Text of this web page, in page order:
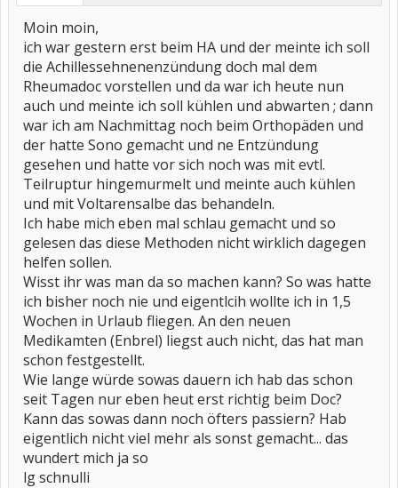
Moin moin,
ich war gestern erst beim HA und der meinte ich soll
die Achillessehnenenzündung doch mal dem
Rheumadoc vorstellen und da war ich heute nun
auch und meinte ich soll kühlen und abwarten ; dann
war ich am Nachmittag noch beim Orthopäden und
der hatte Sono gemacht und ne Entzündung
gesehen und hatte vor sich noch was mit evtl.
Teilruptur hingemurmelt und meinte auch kühlen
und mit Voltarensalbe das behandeln.
Ich habe mich eben mal schlau gemacht und so
gelesen das diese Methoden nicht wirklich dagegen
helfen sollen.
Wisst ihr was man da so machen kann? So was hatte
ich bisher noch nie und eigentlcih wollte ich in 1,5
Wochen in Urlaub fliegen. An den neuen
Medikamten (Enbrel) liegst auch nicht, das hat man
schon festgestellt.
Wie lange würde sowas dauern ich hab das schon
seit Tagen nur eben heut erst richtig beim Doc?
Kann das sowas dann noch öfters passiern? Hab
eigentlich nicht viel mehr als sonst gemacht... das
wundert mich ja so
lg schnulli